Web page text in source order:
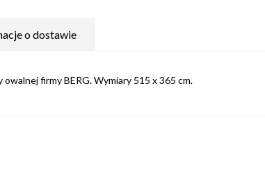
o dostawie
firmy BERG. Wymiary 515 x 365 cm.